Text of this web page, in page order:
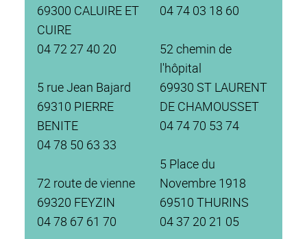
69300 CALUIRE ET
CUIRE
04 72 27 40 20
5 rue Jean Bajard
69310 PIERRE
BENITE
04 78 50 63 33
72 route de vienne
69320 FEYZIN
04 78 67 61 70
04 74 03 18 60
52 chemin de
l'hôpital
69930 ST LAURENT
DE CHAMOUSSET
04 74 70 53 74
5 Place du
Novembre 1918
69510 THURINS
04 37 20 21 05